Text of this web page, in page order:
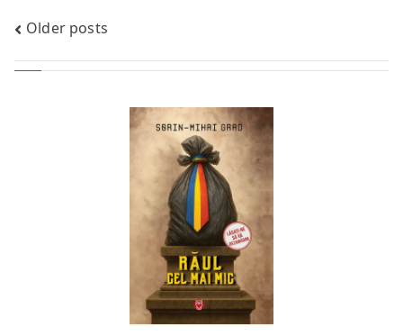
Posts
navigation
Older posts